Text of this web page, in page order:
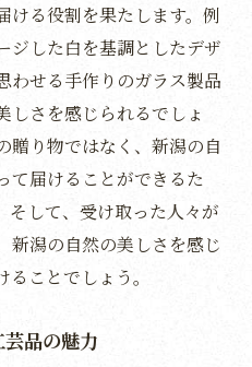
ログギフトの利点
した選び方
えるカタログギフトの
伝える方法
ログギフトの意義
ギフト選び
ための工夫
び方
ける役割を果たします。例
ジした白を基調としたデザ
わせる手作りのガラス製品
しさを感じられるでしょ
贈り物ではなく、新潟の自
て届けることができるた
そして、受け取った人々が
新潟の自然の美しさを感じ
ことでしょう。
品の魅力